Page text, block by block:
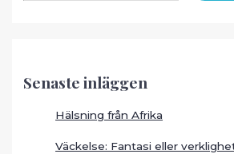
Senaste inläggen
Hälsning från Afrika
Väckelse: Fantasi eller